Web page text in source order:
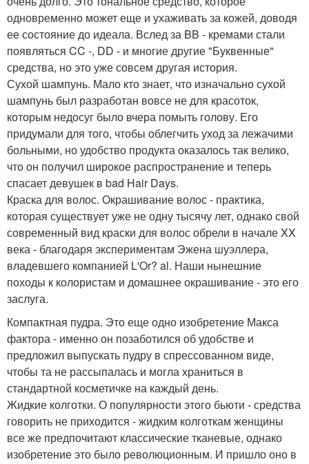
одновременно может еще и ухаживать за кожей, доводя
ее состояние до идеала. Вслед за BB - кремами стали
появляться CC -, DD - и многие другие "Буквенные"
средства, но это уже совсем другая история.
Сухой шампунь. Мало кто знает, что изначально сухой
шампунь был разработан вовсе не для красоток,
которым недосуг было вчера помыть голову. Его
придумали для того, чтобы облегчить уход за лежачими
больными, но удобство продукта оказалось так велико,
что он получил широкое распространение и теперь
спасает девушек в bad Hair Days.
Краска для волос. Окрашивание волос - практика,
которая существует уже не одну тысячу лет, однако свой
современный вид краски для волос обрели в начале XX
века - благодаря экспериментам Эжена шуэллера,
владевшего компанией L'Or? al. Наши нынешние
походы к колористам и домашнее окрашивание - это его
заслуга.
Компактная пудра. Это еще одно изобретение Макса
фактора - именно он позаботился об удобстве и
предложил выпускать пудру в спрессованном виде,
чтобы та не рассыпалась и могла храниться в
стандартной косметичке на каждый день.
Жидкие колготки. О популярности этого бьюти - средства
говорить не приходится - жидким колготкам женщины
все же предпочитают классические тканевые, однако
изобретение это было революционным. И пришло оно в